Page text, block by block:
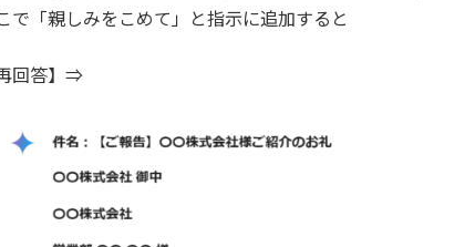
で「親しみをこめて」と指示に追加すると
回答】⇒